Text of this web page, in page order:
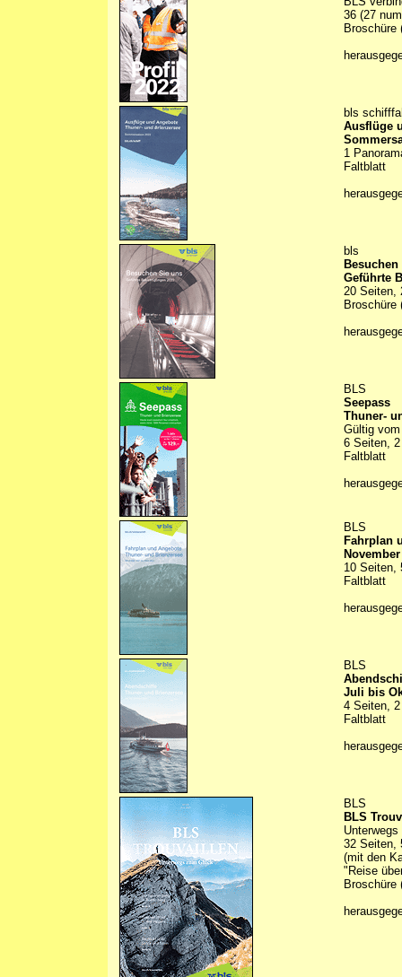
36 (27
Broschüre
bls
Ausflüge
1
Faltblatt
bls
Geführte
20 Seiten,
Broschüre
BLS
Seepass
Thuner-
Gültig
6 Seiten,
Faltblatt
BLS
Fahrplan
10 Seiten,
Faltblatt
BLS
Juli bis
4 Seiten,
Faltblatt
BLS
BLS
32 Seiten,
(mit den
"Reise
Broschüre